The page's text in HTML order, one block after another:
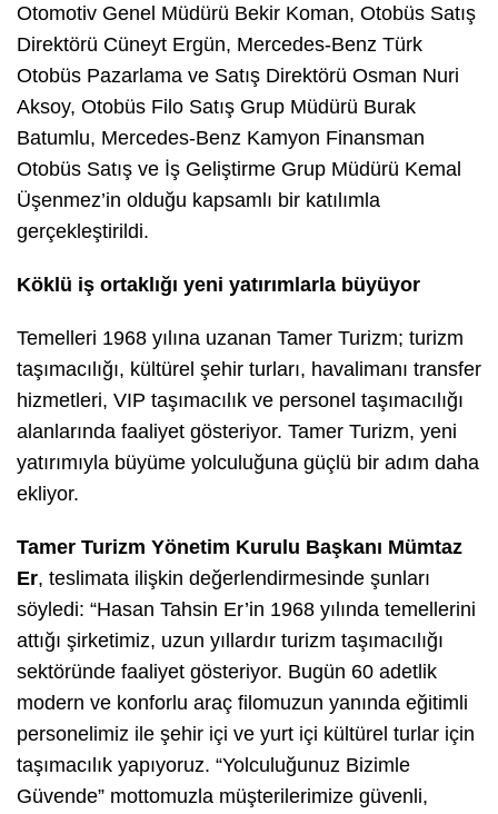
Otomotiv Genel Müdürü Bekir Koman, Otobüs Satış
Direktörü Cüneyt Ergün, Mercedes-Benz Türk
Otobüs Pazarlama ve Satış Direktörü Osman Nuri
Aksoy, Otobüs Filo Satış Grup Müdürü Burak
Batumlu, Mercedes-Benz Kamyon Finansman
Otobüs Satış ve İş Geliştirme Grup Müdürü Kemal
Üşenmez’in olduğu kapsamlı bir katılımla
gerçekleştirildi.
Köklü iş ortaklığı yeni yatırımlarla büyüyor
Temelleri 1968 yılına uzanan Tamer Turizm; turizm
taşımacılığı, kültürel şehir turları, havalimanı transfer
hizmetleri, VIP taşımacılık ve personel taşımacılığı
alanlarında faaliyet gösteriyor. Tamer Turizm, yeni
yatırımıyla büyüme yolculuğuna güçlü bir adım daha
ekliyor.
Tamer Turizm Yönetim Kurulu Başkanı Mümtaz
Er, teslimata ilişkin değerlendirmesinde şunları
söyledi: “Hasan Tahsin Er’in 1968 yılında temellerini
attığı şirketimiz, uzun yıllardır turizm taşımacılığı
sektöründe faaliyet gösteriyor. Bugün 60 adetlik
modern ve konforlu araç filomuzun yanında eğitimli
personelimiz ile şehir içi ve yurt içi kültürel turlar için
taşımacılık yapıyoruz. “Yolculuğunuz Bizimle
Güvende” mottomuzla müşterilerimize güvenli,